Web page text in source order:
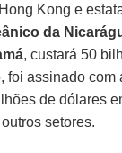
Kong e
da
, custará 50
foi assinado com
de dólares
setores.